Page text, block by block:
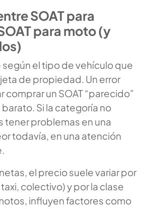
SOAT para
para moto (y
según el tipo de vehículo que
de propiedad. Un error
comprar un SOAT “parecido”
Si la categoría no
problemas en una
todavía, en una atención
el precio suele variar por
colectivo) y por la clase
influyen factores como